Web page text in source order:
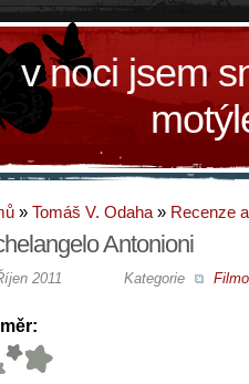
v noci jsem
» Tomáš V. Odaha » Recenze
Antonioni
Kategorie
2011